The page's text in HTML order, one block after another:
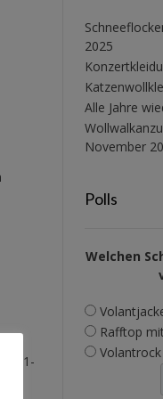
(1-
2025
Alle Jahre
November
Polls
Welchen
Rafftop
Volantrock